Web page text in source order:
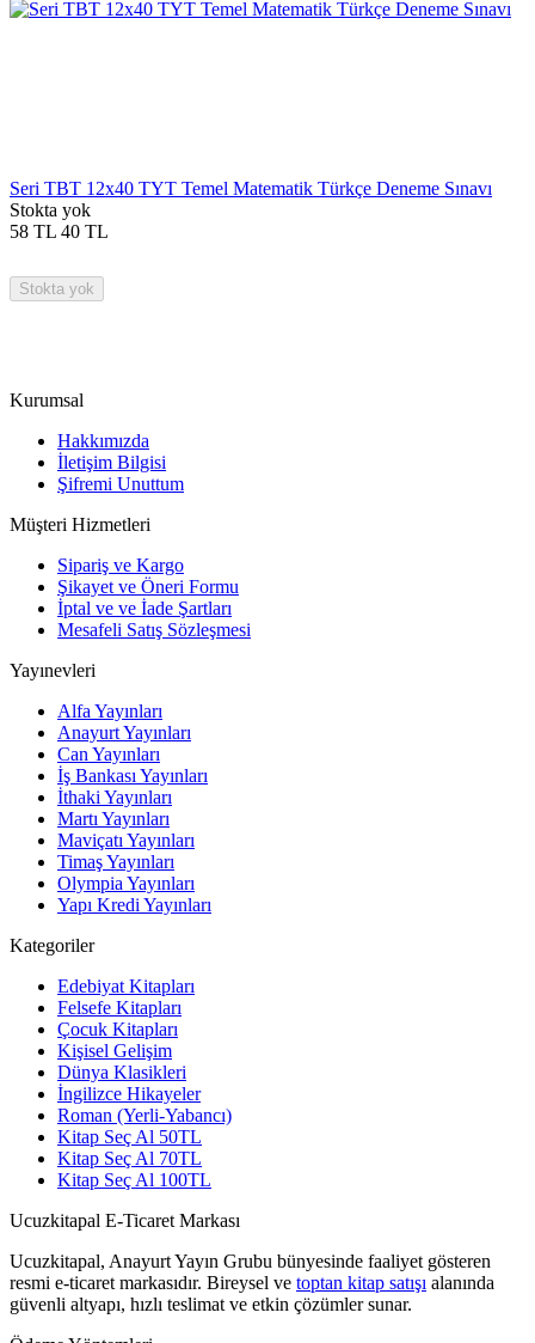
Seri TBT 12x40 TYT Temel Matematik Türkçe Deneme Sınavı
Stokta yok
58 TL 40 TL
Stokta yok
Kurumsal
Hakkımızda
İletişim Bilgisi
Şifremi Unuttum
Müşteri Hizmetleri
Sipariş ve Kargo
Şikayet ve Öneri Formu
İptal ve ve İade Şartları
Mesafeli Satış Sözleşmesi
Yayınevleri
Alfa Yayınları
Anayurt Yayınları
Can Yayınları
İş Bankası Yayınları
İthaki Yayınları
Martı Yayınları
Maviçatı Yayınları
Timaş Yayınları
Olympia Yayınları
Yapı Kredi Yayınları
Kategoriler
Edebiyat Kitapları
Felsefe Kitapları
Çocuk Kitapları
Kişisel Gelişim
Dünya Klasikleri
İngilizce Hikayeler
Roman (Yerli-Yabancı)
Kitap Seç Al 50TL
Kitap Seç Al 70TL
Kitap Seç Al 100TL
Ucuzkitapal E-Ticaret Markası
Ucuzkitapal, Anayurt Yayın Grubu bünyesinde faaliyet gösteren
resmi e-ticaret markasıdır. Bireysel ve toptan kitap satışı alanında
güvenli altyapı, hızlı teslimat ve etkin çözümler sunar.